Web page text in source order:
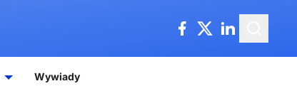
Wywiady